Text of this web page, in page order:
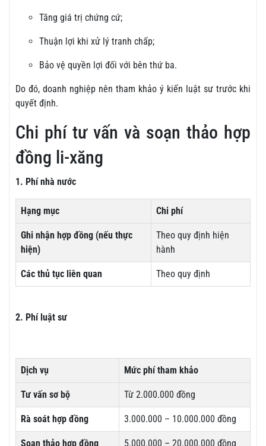
Tăng giá trị chứng cứ;
Thuận lợi khi xử lý tranh chấp;
Bảo vệ quyền lợi đối với bên thứ ba.
Do đó, doanh nghiệp nên tham khảo ý kiến luật sư trước khi
quyết định.
Chi phí tư vấn và soạn thảo hợp
đồng li-xăng
1. Phí nhà nước
Hạng mục Chi phí
Ghi nhận hợp đồng (nếu thực
hiện)
Theo quy định hiện
hành
Các thủ tục liên quan Theo quy định
2. Phí luật sư
Dịch vụ Mức phí tham khảo
Tư vấn sơ bộ Từ 2.000.000 đồng
Rà soát hợp đồng 3.000.000 – 10.000.000 đồng
Soạn thảo hợp đồng 5.000.000 – 20.000.000 đồng